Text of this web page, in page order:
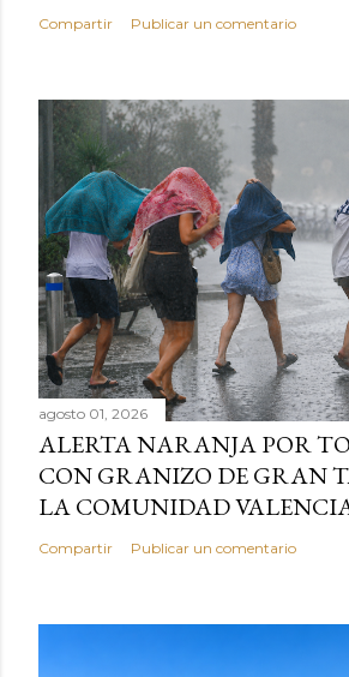
Compartir Publicar un comentario
agosto 01, 2026
ALERTA NARANJA POR
CON GRANIZO DE GRAN
LA COMUNIDAD
Compartir Publicar un comentario